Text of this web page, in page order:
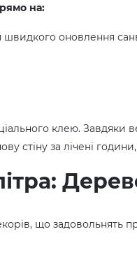
на:
швидкого оновлення
клею. Завдяки
стіну за лічені години,
що задовольнять